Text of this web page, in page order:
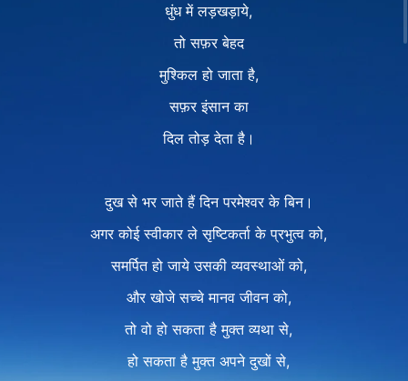
धुंध में लड़खड़ाये,
तो सफ़र बेहद
मुश्किल हो जाता है,
सफ़र इंसान का
दिल तोड़ देता है।
दुख से भर जाते हैं दिन परमेश्वर के बिन।
अगर कोई स्वीकार ले सृष्टिकर्ता के प्रभुत्व को,
समर्पित हो जाये उसकी व्यवस्थाओं को,
और खोजे सच्चे मानव जीवन को,
तो वो हो सकता है मुक्त व्यथा से,
हो सकता है मुक्त अपने दुखों से,